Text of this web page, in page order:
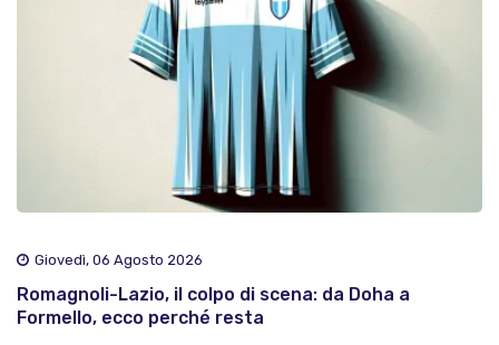
Giovedì, 06 Agosto 2026
Romagnoli-Lazio, il colpo di scena: da Doha a
Formello, ecco perché resta